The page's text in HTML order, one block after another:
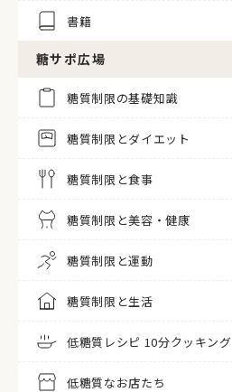
書籍
糖サポ広場
糖質制限の基礎知識
糖質制限とダイエット
糖質制限と食事
糖質制限と美容・健康
糖質制限と運動
糖質制限と生活
低糖質レシピ 10分クッキング
低糖質なお店たち